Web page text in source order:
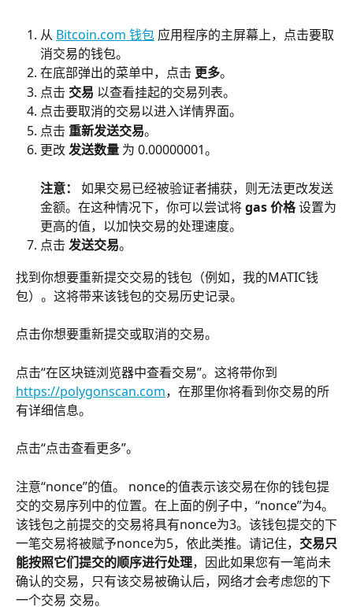
从 Bitcoin.com 钱包 应用程序的主屏幕上，点击要取
消交易的钱包。
在底部弹出的菜单中，点击 更多。
点击 交易 以查看挂起的交易列表。
点击要取消的交易以进入详情界面。
点击 重新发送交易。
更改 发送数量 为 0.00000001。
注意：
如果交易已经被验证者捕获，则无法更改发送
金额。在这种情况下，你可以尝试将 gas 价格 设置为
更高的值，以加快交易的处理速度。
点击 发送交易。
找到你想要重新提交交易的钱包（例如，我的MATIC钱
包）。这将带来该钱包的交易历史记录。
点击你想要重新提交或取消的交易。
点击“在区块链浏览器中查看交易”。这将带你到
https://polygonscan.com，在那里你将看到你交易的所
有详细信息。
点击“点击查看更多”。
注意“nonce”的值。 nonce的值表示该交易在你的钱包提
交的交易序列中的位置。在上面的例子中，“nonce”为4。
该钱包之前提交的交易将具有nonce为3。该钱包提交的下
一笔交易将被赋予nonce为5，依此类推。请记住， 交易只
能按照它们提交的顺序进行处理，因此如果您有一笔尚未
确认的交易，只有该交易被确认后，网络才会考虑您的下
一个交易 交易。